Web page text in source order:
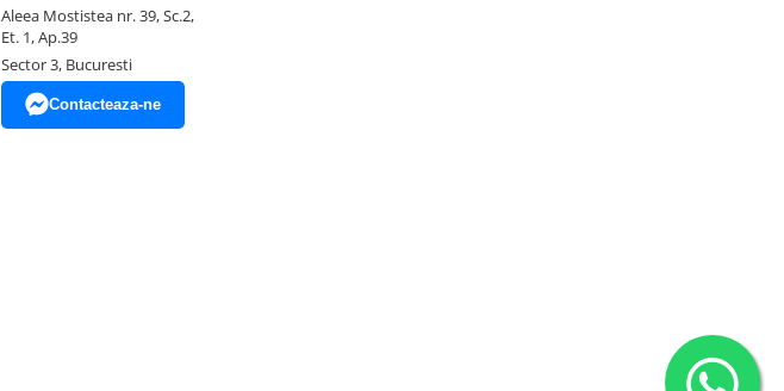
Aleea Mostistea nr. 39, Sc.2,
Et. 1, Ap.39
Sector 3, Bucuresti
Contacteaza-ne